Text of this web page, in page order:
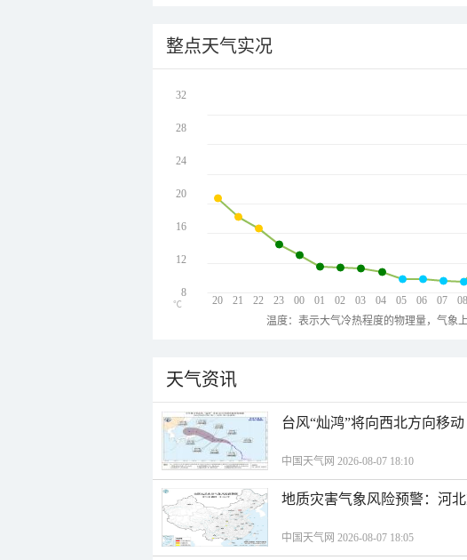
整点天气实况
20 21 22 23 00 01 02 03 04 05 06 07 08
32
28
24
20
16
12
8
℃
温度：表示大气冷热程度的物理量，气象
天气资讯
台风“灿鸿”将向西北方向移
中国天气网 2026-08-07 18:10
地质灾害气象风险预警：河
中国天气网 2026-08-07 18:05